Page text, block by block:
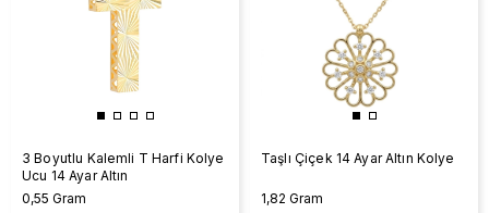
3 Boyutlu Kalemli T Harfi Kolye
Ucu 14 Ayar Altın
0,55 Gram
Taşlı Çiçek 14 Ayar Altın Kolye
1,82 Gram